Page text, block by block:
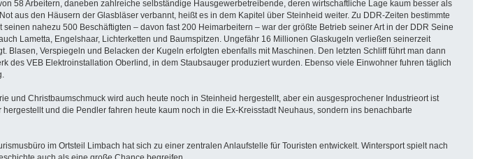
58 Arbeitern, daneben zahlreiche selbständige Hausgewerbetreibende, deren wirtschaftliche Lage kaum besser als
aus den Häusern der Glasbläser verbannt, heißt es in dem Kapitel über Steinheid weiter. Zu DDR-Zeiten bestimmte
nahezu 500 Beschäftigten – davon fast 200 Heimarbeitern – war der größte Betrieb seiner Art in der DDR Seine
Lametta, Engelshaar, Lichterketten und Baumspitzen. Ungefähr 16 Millionen Glaskugeln verließen seinerzeit
Verspiegeln und Belacken der Kugeln erfolgten ebenfalls mit Maschinen. Den letzten Schliff führt man dann
des VEB Elektroinstallation Oberlind, in dem Staubsauger produziert wurden. Ebenso viele Einwohner fuhren täglich
und Christbaumschmuck wird auch heute noch in Steinheid hergestellt, aber ein ausgesprochener Industrieort ist
und die Pendler fahren heute kaum noch in die Ex-Kreisstadt Neuhaus, sondern ins benachbarte
im Ortsteil Limbach hat sich zu einer zentralen Anlaufstelle für Touristen entwickelt. Wintersport spielt nach